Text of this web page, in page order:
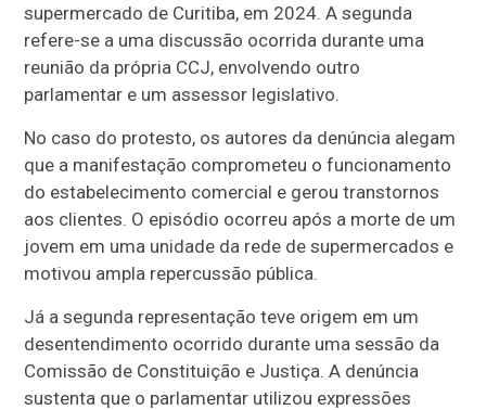
supermercado de Curitiba, em 2024. A segunda
refere-se a uma discussão ocorrida durante uma
reunião da própria CCJ, envolvendo outro
parlamentar e um assessor legislativo.
No caso do protesto, os autores da denúncia alegam
que a manifestação comprometeu o funcionamento
do estabelecimento comercial e gerou transtornos
aos clientes. O episódio ocorreu após a morte de um
jovem em uma unidade da rede de supermercados e
motivou ampla repercussão pública.
Já a segunda representação teve origem em um
desentendimento ocorrido durante uma sessão da
Comissão de Constituição e Justiça. A denúncia
sustenta que o parlamentar utilizou expressões